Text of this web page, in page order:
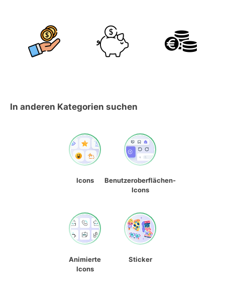
In anderen Kategorien suchen
Icons
Benutzeroberflächen-
Icons
Animierte
Icons
Sticker